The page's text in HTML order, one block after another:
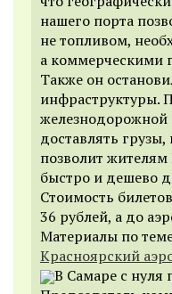
нашего порта
не топливом,
а коммерческими
Также он
инфраструктуры.
железнодорожной
доставлять
позволит
быстро и дешево
Стоимость
36 рублей, а до
Материалы по
Красноярский
В Самаре с нуля